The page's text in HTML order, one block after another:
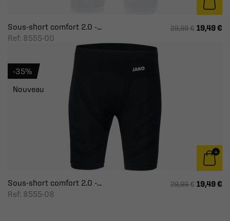
Sous-short comfort 2.0 -...
Ref: 8555-00
29,99 € 19,49 €
Sous-short comfort 2.0 -...
Ref: 8555-08
29,99 € 19,49 €
-35%
Nouveau